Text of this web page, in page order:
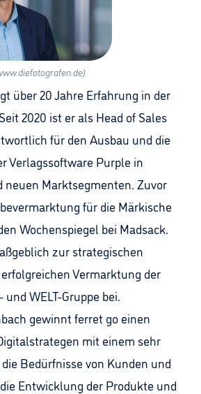
über 20 Jahre Erfahrung in der
2020 ist er als Head of Sales
für den Ausbau und die
Verlagssoftware Purple in
neuen Marktsegmenten. Zuvor
für die Märkische
Wochenspiegel bei Madsack.
zur strategischen
Vermarktung der
WELT-Gruppe bei.
gewinnt ferret go einen
mit einem sehr
Bedürfnisse von Kunden und
Entwicklung der Produkte und